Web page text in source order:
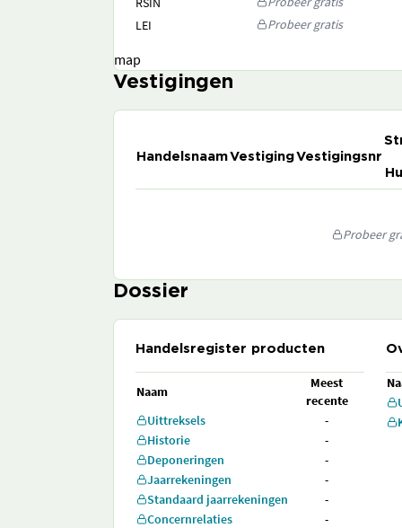
LEI
Probeer gratis
map
Vestigingen
HandelsnaamVestigingVestigingsnr
Probeer
Dossier
Handelsregister producten
Naam
Meest
recente
Uittreksels
-
Historie
-
Deponeringen
-
Jaarrekeningen
-
Standaard jaarrekeningen
-
Concernrelaties
-